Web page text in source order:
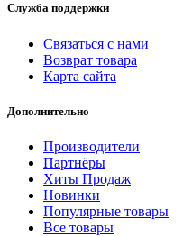
Служба поддержки
Связаться с нами
Возврат товара
Карта сайта
Дополнительно
Производители
Партнёры
Хиты Продаж
Новинки
Популярные товары
Все товары